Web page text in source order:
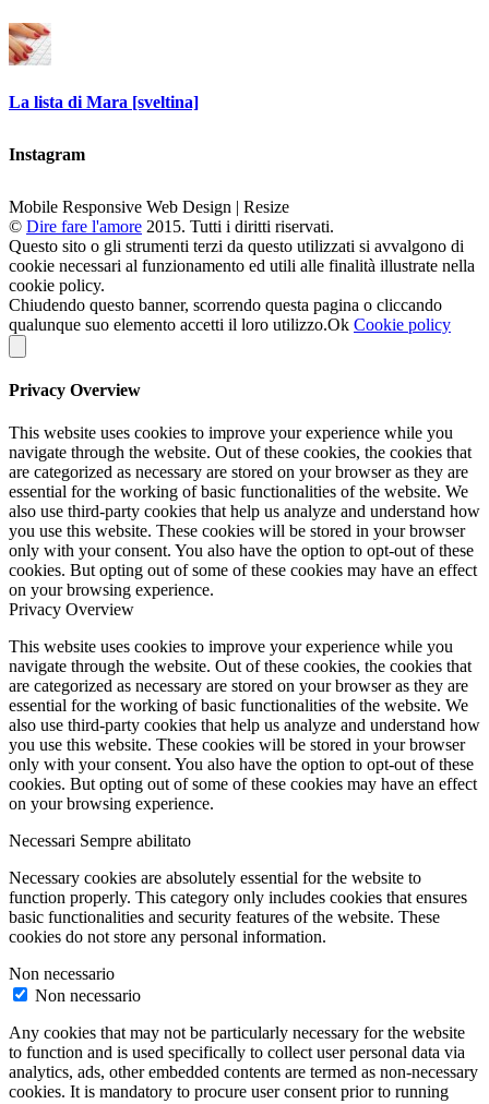
La lista di Mara [sveltina]
Instagram
Mobile Responsive Web Design | Resize
© Dire fare l'amore 2015. Tutti i diritti riservati.
Questo sito o gli strumenti terzi da questo utilizzati si avvalgono di
cookie necessari al funzionamento ed utili alle finalità illustrate nella
cookie policy.
Chiudendo questo banner, scorrendo questa pagina o cliccando
qualunque suo elemento accetti il loro utilizzo.Ok Cookie policy
Privacy Overview
This website uses cookies to improve your experience while you
navigate through the website. Out of these cookies, the cookies that
are categorized as necessary are stored on your browser as they are
essential for the working of basic functionalities of the website. We
also use third-party cookies that help us analyze and understand how
you use this website. These cookies will be stored in your browser
only with your consent. You also have the option to opt-out of these
cookies. But opting out of some of these cookies may have an effect
on your browsing experience.
Privacy Overview
This website uses cookies to improve your experience while you
navigate through the website. Out of these cookies, the cookies that
are categorized as necessary are stored on your browser as they are
essential for the working of basic functionalities of the website. We
also use third-party cookies that help us analyze and understand how
you use this website. These cookies will be stored in your browser
only with your consent. You also have the option to opt-out of these
cookies. But opting out of some of these cookies may have an effect
on your browsing experience.
Necessari Sempre abilitato
Necessary cookies are absolutely essential for the website to
function properly. This category only includes cookies that ensures
basic functionalities and security features of the website. These
cookies do not store any personal information.
Non necessario
Non necessario
Any cookies that may not be particularly necessary for the website
to function and is used specifically to collect user personal data via
analytics, ads, other embedded contents are termed as non-necessary
cookies. It is mandatory to procure user consent prior to running